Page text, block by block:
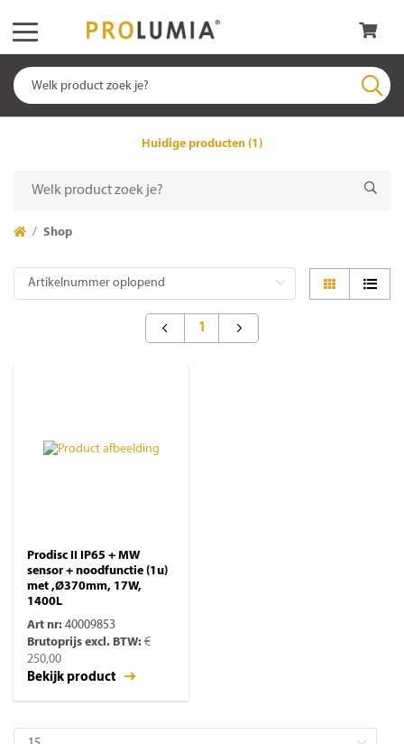
Huidige producten (1)
Shop
1
Prodisc II IP65 + MW
sensor + noodfunctie (1u)
met ,Ø370mm, 17W,
1400L
Art nr: 40009853
Brutoprijs excl. BTW: €
250,00
Bekijk product